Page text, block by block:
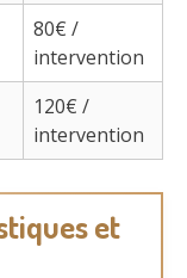
80€ /
intervention
120€ /
intervention
et